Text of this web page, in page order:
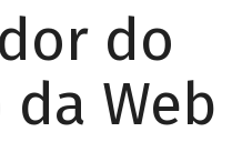
do
Web